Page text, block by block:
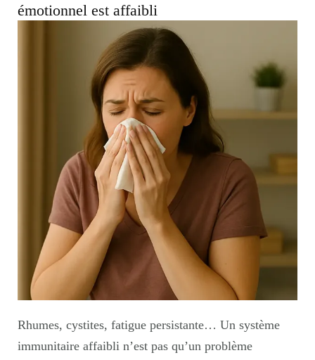
émotionnel est affaibli
Rhumes, cystites, fatigue persistante… Un système
immunitaire affaibli n’est pas qu’un problème